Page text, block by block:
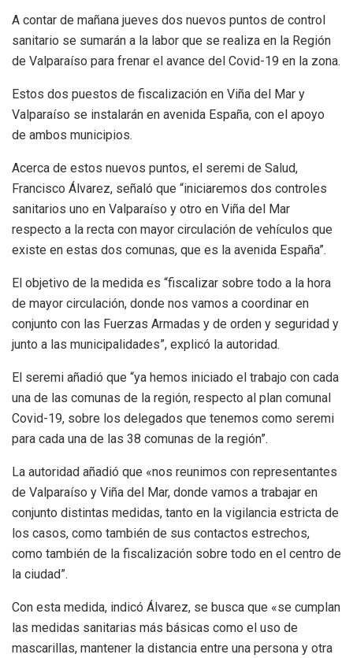
A contar de mañana jueves dos nuevos puntos de control
sanitario se sumarán a la labor que se realiza en la Región
de Valparaíso para frenar el avance del Covid-19 en la zona.
Estos dos puestos de fiscalización en Viña del Mar y
Valparaíso se instalarán en avenida España, con el apoyo
de ambos municipios.
Acerca de estos nuevos puntos, el seremi de Salud,
Francisco Álvarez, señaló que “iniciaremos dos controles
sanitarios uno en Valparaíso y otro en Viña del Mar
respecto a la recta con mayor circulación de vehículos que
existe en estas dos comunas, que es la avenida España”.
El objetivo de la medida es “fiscalizar sobre todo a la hora
de mayor circulación, donde nos vamos a coordinar en
conjunto con las Fuerzas Armadas y de orden y seguridad y
junto a las municipalidades”, explicó la autoridad.
El seremi añadió que “ya hemos iniciado el trabajo con cada
una de las comunas de la región, respecto al plan comunal
Covid-19, sobre los delegados que tenemos como seremi
para cada una de las 38 comunas de la región”.
La autoridad añadió que «nos reunimos con representantes
de Valparaíso y Viña del Mar, donde vamos a trabajar en
conjunto distintas medidas, tanto en la vigilancia estricta de
los casos, como también de sus contactos estrechos,
como también de la fiscalización sobre todo en el centro de
la ciudad”.
Con esta medida, indicó Álvarez, se busca que «se cumplan
las medidas sanitarias más básicas como el uso de
mascarillas, mantener la distancia entre una persona y otra